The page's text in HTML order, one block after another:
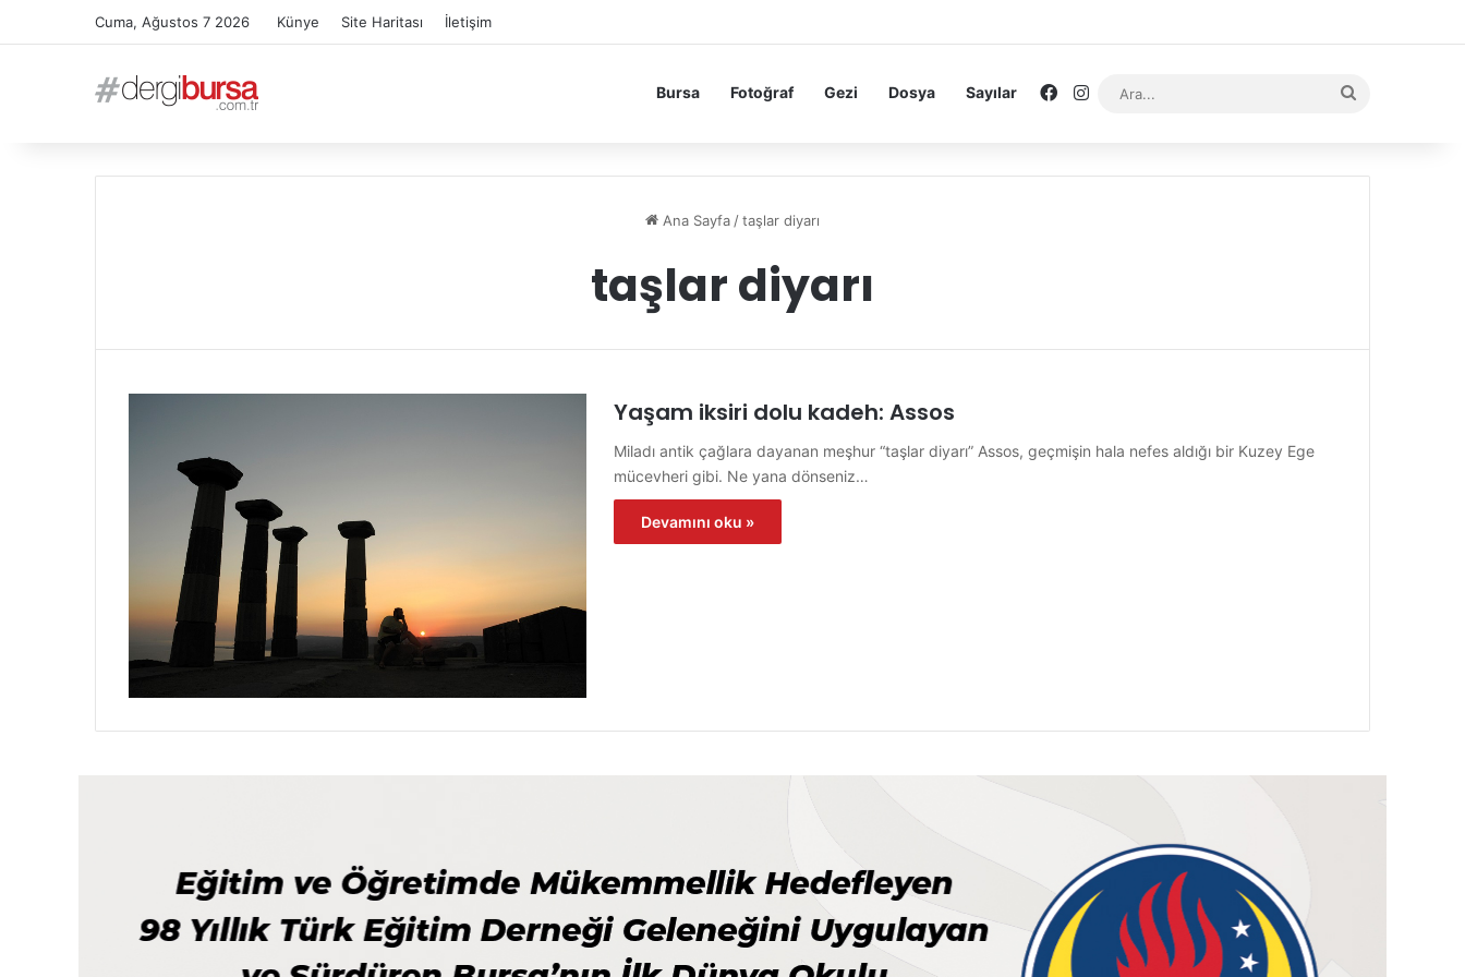
Cuma, Ağustos 7 2026 Künye Site Haritası İletişim
Bursa Fotoğraf Gezi Dosya Sayılar Facebook
Instagram
Ana Sayfa /taşlar diyarı
taşlar diyarı
Yaşam iksiri dolu kadeh: Assos
Miladı antik çağlara dayanan meşhur “taşlar diyarı” Assos, geçmişin hala nefes aldığı bir Kuzey Ege
mücevheri gibi. Ne yana dönseniz…
Devamını oku »